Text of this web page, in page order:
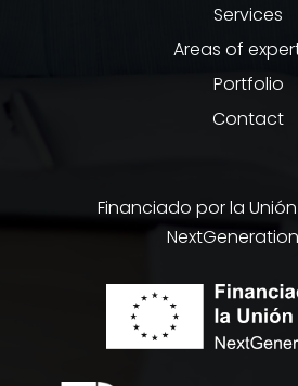
Services
Areas of
Portfolio
Contact
Financiado por la